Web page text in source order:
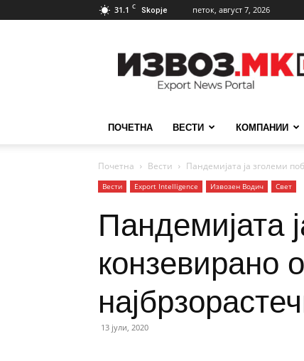
31.1 C Skopje петок, август 7, 2026
ПОЧЕТНА ВЕСТИ КОМПАНИИ
Почетна Вести Пандемијата ја зголеми
Вести Еxport Intelligence Извозен Водич Свет
Пандемијата
конзевирано
13 јули, 2020